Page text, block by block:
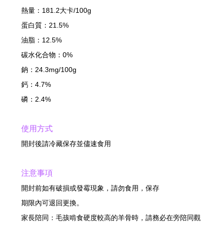
熱量：181.2大卡/100g
蛋白質：21.5%
油脂：12.5%
碳水化合物：0%
鈉：24.3mg/100g
鈣：4.7%
磷：2.4%
使用方式
開封後請冷藏保存並儘速食用
注意事項
開封前如有破損或發霉現象，請勿食用，保存
期限內可退回更換。
家長陪同：毛孩啃食硬度較高的羊骨時，請務必在旁陪同觀